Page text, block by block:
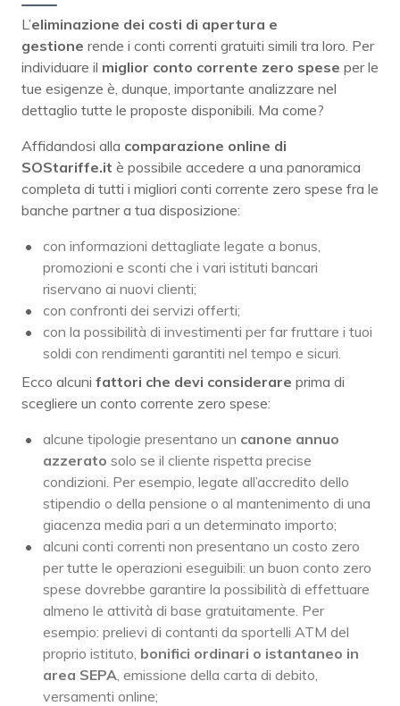
L’eliminazione dei costi di apertura e
gestione rende i conti correnti gratuiti simili tra loro. Per
individuare il miglior conto corrente zero spese per le
tue esigenze è, dunque, importante analizzare nel
dettaglio tutte le proposte disponibili. Ma come?
Affidandosi alla comparazione online di
SOStariffe.it è possibile accedere a una panoramica
completa di tutti i migliori conti corrente zero spese fra le
banche partner a tua disposizione:
con informazioni dettagliate legate a bonus,
promozioni e sconti che i vari istituti bancari
riservano ai nuovi clienti;
con confronti dei servizi offerti;
con la possibilità di investimenti per far fruttare i tuoi
soldi con rendimenti garantiti nel tempo e sicuri.
Ecco alcuni fattori che devi considerare prima di
scegliere un conto corrente zero spese:
alcune tipologie presentano un canone annuo
azzerato solo se il cliente rispetta precise
condizioni. Per esempio, legate all’accredito dello
stipendio o della pensione o al mantenimento di una
giacenza media pari a un determinato importo;
alcuni conti correnti non presentano un costo zero
per tutte le operazioni eseguibili: un buon conto zero
spese dovrebbe garantire la possibilità di effettuare
almeno le attività di base gratuitamente. Per
esempio: prelievi di contanti da sportelli ATM del
proprio istituto, bonifici ordinari o istantaneo in
area SEPA, emissione della carta di debito,
versamenti online;